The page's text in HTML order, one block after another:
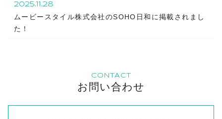
2025.11.28
ムービースタイル株式会社のSOHO日和に掲載されまし
た！
CONTACT
お問い合わせ